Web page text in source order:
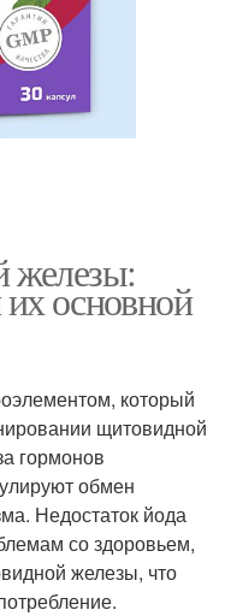
железы:
основной
который
щитовидной
гормонов
обмен
Недостаток йода
со здоровьем,
железы, что